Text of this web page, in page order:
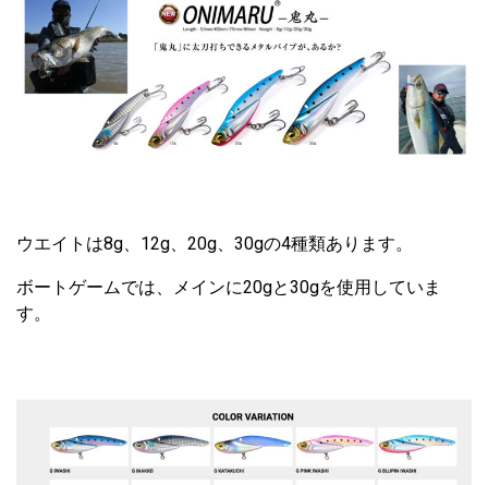
ウエイトは8g、12g、20g、30gの4種類あります。
ボートゲームでは、メインに20gと30gを使用していま
す。